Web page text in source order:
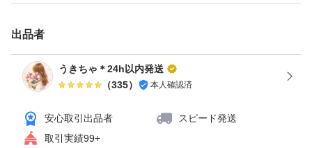
ご使用ください。
・海外インポート商品のため、日本製に比べて縫製の甘
さ、糸のほつれ、小さな傷などがある場合があります。
・撮影環境やモニターにより実際の色味と異なる場合があ
出品者
うきちゃ＊24h以内発送
（335） 本人確認済
安心取引出品者
スピード発送
取引実績99+